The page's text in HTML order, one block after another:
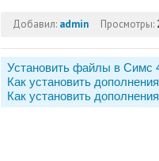
Добавил: admin Просмотры:
Установить файлы в Симс
Как установить
Как установить